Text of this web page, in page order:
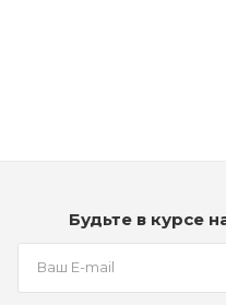
Будьте в курсе